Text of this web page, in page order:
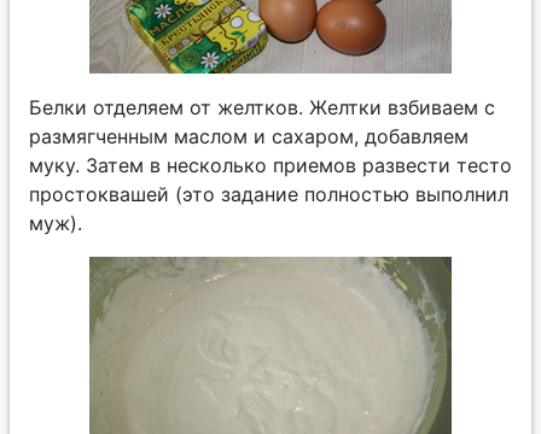
Белки отделяем от желтков. Желтки взбиваем с
размягченным маслом и сахаром, добавляем
муку. Затем в несколько приемов развести тесто
простоквашей (это задание полностью выполнил
муж).